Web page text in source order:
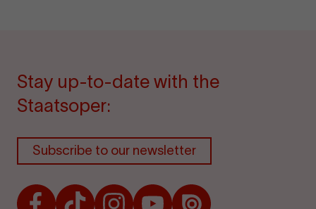
Stay up-to-date with the
Staatsoper:
Subscribe to our newsletter
FacebookTikTokInstagramYoutubeIssuu